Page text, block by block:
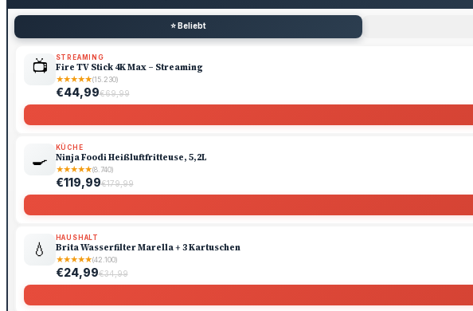
⭐ Beliebt
📺 STREAMING
Fire TV Stick 4K Max – Streaming
★★★★★(15.230)
€44,99€69,99
🍳
KÜCHE
Ninja Foodi Heißluftfritteuse, 5,2L
★★★★★(8.740)
€119,99€179,99
💧
HAUSHALT
Brita Wasserfilter Marella + 3 Kartuschen
★★★★★(42.100)
€24,99€34,99